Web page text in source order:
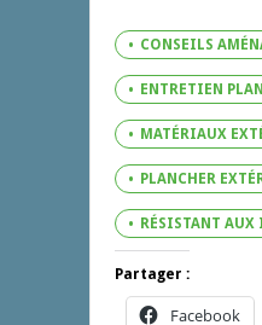
CONSEILS
ENTRETIEN
MATÉRIAUX
PLANCHER
RÉSISTANT AUX
Partager :
Facebook